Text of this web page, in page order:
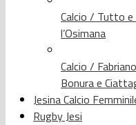
Calcio / Tutto
l’Osimana
Calcio /
Bonura e
Jesina Calcio
Rugby Jesi